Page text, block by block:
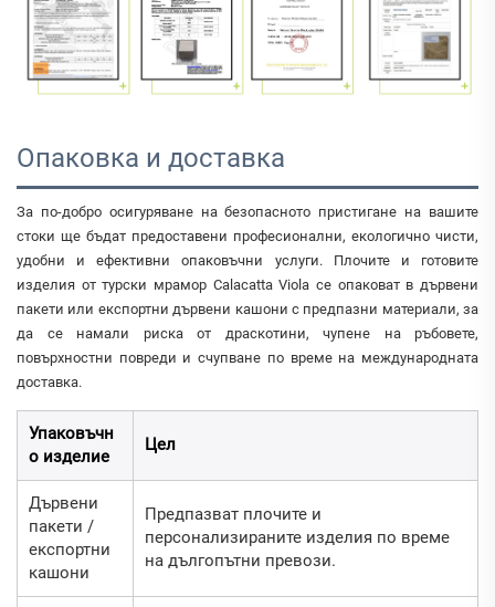
Опаковка и доставка
За по-добро осигуряване на безопасното пристигане на вашите
стоки ще бъдат предоставени професионални, екологично чисти,
удобни и ефективни опаковъчни услуги. Плочите и готовите
изделия от турски мрамор Calacatta Viola се опаковат в дървени
пакети или експортни дървени кашони с предпазни материали, за
да се намали риска от драскотини, чупене на ръбовете,
повърхностни повреди и счупване по време на международната
доставка.
Упаковъчн
о изделие
Цел
Дървени
пакети /
експортни
кашони
Предпазват плочите и
персонализираните изделия по време
на дългопътни превози.